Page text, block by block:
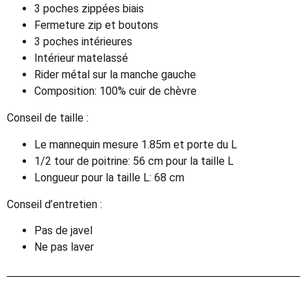
3 poches zippées biais
Fermeture zip et boutons
3 poches intérieures
Intérieur matelassé
Rider métal sur la manche gauche
Composition: 100% cuir de chèvre
Conseil de taille :
Le mannequin mesure 1.85m et porte du L
1/2 tour de poitrine: 56 cm pour la taille L
Longueur pour la taille L: 68 cm
Conseil d’entretien :
Pas de javel
Ne pas laver